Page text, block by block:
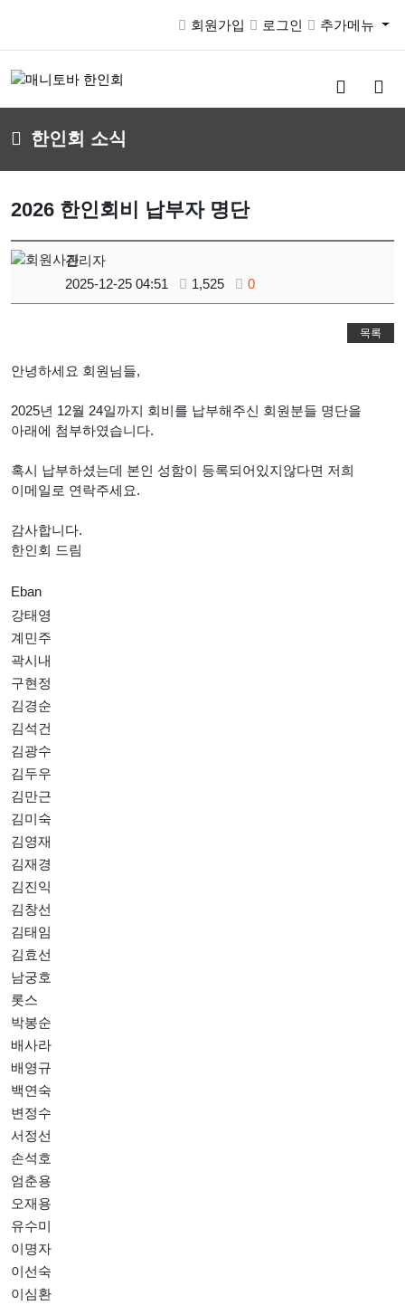
회원가입 로그인 추가메뉴
검
색
메
뉴
한인회 소식
2026 한인회비 납부자 명단
관리자
2025-12-25 04:51
1,525 0
목록
안녕하세요 회원님들,
2025년 12월 24일까지 회비를 납부해주신 회원분들 명단을
아래에 첨부하였습니다.
혹시 납부하셨는데 본인 성함이 등록되어있지않다면 저희
이메일로 연락주세요.
감사합니다.
한인회 드림
Eban
강태영
계민주
곽시내
구현정
김경순
김석건
김광수
김두우
김만근
김미숙
김영재
김재경
김진익
김창선
김태임
김효선
남궁호
롯스
박봉순
배사라
배영규
백연숙
변정수
서정선
손석호
엄춘용
오재용
유수미
이명자
이선숙
이심환